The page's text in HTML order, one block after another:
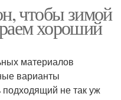
чтобы зимой
хороший
материалов
варианты
подходящий не так уж